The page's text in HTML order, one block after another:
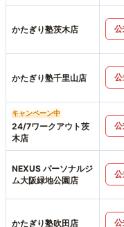
かたぎり塾茨木店
かたぎり塾千里山店
キャンペーン中
24/7ワークアウト茨
木店
NEXUS パーソナルジ
ム大阪緑地公園店
かたぎり塾吹田店